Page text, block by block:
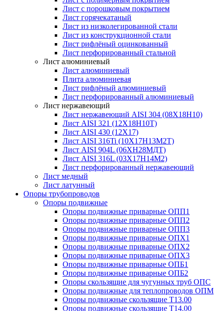
Лист с порошковым покрытием
Лист горячекатаный
Лист из низколегированной стали
Лист из конструкционной стали
Лист рифлёный оцинкованный
Лист перфорированный стальной
Лист алюминиевый
Лист алюминиевый
Плита алюминиевая
Лист рифлёный алюминиевый
Лист перфорированный алюминиевый
Лист нержавеющий
Лист нержавеющий AISI 304 (08Х18Н10)
Лист AISI 321 (12Х18Н10Т)
Лист AISI 430 (12Х17)
Лист AISI 316Ti (10Х17Н13М2Т)
Лист AISI 904L (06ХН28МДТ)
Лист AISI 316L (03Х17Н14М2)
Лист перфорированный нержавеющий
Лист медный
Лист латунный
Опоры трубопроводов
Опоры подвижные
Опоры подвижные приварные ОПП1
Опоры подвижные приварные ОПП2
Опоры подвижные приварные ОПП3
Опоры подвижные приварные ОПХ1
Опоры подвижные приварные ОПХ2
Опоры подвижные приварные ОПХ3
Опоры подвижные приварные ОПБ1
Опоры подвижные приварные ОПБ2
Опоры скользящие для чугунных труб ОПС
Опоры подвижные для теплопроводов ОПМ
Опоры подвижные скользящие Т13.00
Опоры подвижные скользящие Т14.00